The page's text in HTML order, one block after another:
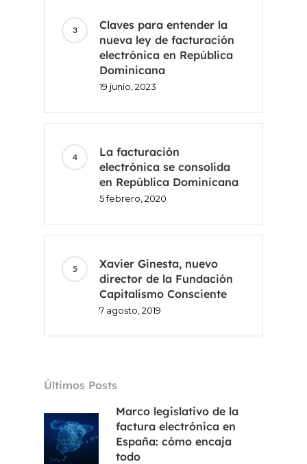
Claves para entender la
nueva ley de facturación
electrónica en República
Dominicana
19 junio, 2023
La facturación
electrónica se consolida
en República Dominicana
5 febrero, 2020
Xavier Ginesta, nuevo
director de la Fundación
Capitalismo Consciente
7 agosto, 2019
Últimos Posts
Marco legislativo de la
factura electrónica en
España: cómo encaja
todo
Voxel
ES
CA